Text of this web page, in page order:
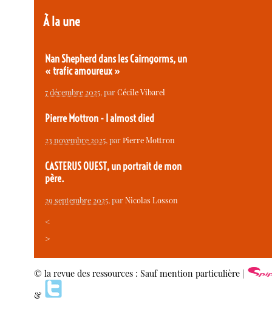
À la une
Nan Shepherd dans les Cairngorms, un
« trafic amoureux »
7 décembre 2025, parCécile Vibarel
Pierre Mottron - I almost died
23 novembre 2025, parPierre Mottron
CASTERUS OUEST, un portrait de mon
père.
29 septembre 2025, parNicolas Losson
<
>
© la revue des ressources : Sauf mention particulière |
&